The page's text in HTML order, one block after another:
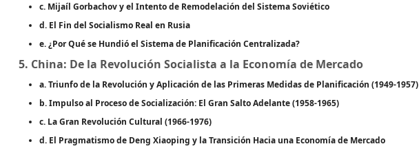
c. Mijaíl Gorbachov y el Intento de Remodelación del Sistema Soviético
d. El Fin del Socialismo Real en Rusia
e. ¿Por Qué se Hundió el Sistema de Planificación Centralizada?
5. China: De la Revolución Socialista a la Economía de Mercado
a. Triunfo de la Revolución y Aplicación de las Primeras Medidas de Planificación (1949-1957)
b. Impulso al Proceso de Socialización: El Gran Salto Adelante (1958-1965)
c. La Gran Revolución Cultural (1966-1976)
d. El Pragmatismo de Deng Xiaoping y la Transición Hacia una Economía de Mercado